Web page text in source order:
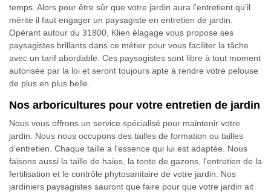
temps. Alors pour être sûr que votre jardin aura l’entretient qu’il
mérite il faut engager un paysagiste en entretien de jardin.
Opérant autour du 31800, Klien élagage vous propose ses
paysagistes brillants dans ce métier pour vous faciliter la tâche
avec un tarif abordable. Ces paysagistes sont libre à tout moment
autorisée par la loi et seront toujours apte à rendre votre pelouse
de plus en plus belle.
Nos arboricultures pour votre entretien de jardin
Nous vous offrons un service spécialisé pour maintenir votre
jardin. Nous nous occupons des tailles de formation ou tailles
d’entretien. Chaque taille a l'essence qui lui est adaptée. Nous
faisons aussi la taille de haies, la tonte de gazons, l'entretien de la
fertilisation et le contrôle phytosanitaire de votre jardin. Nos
jardiniers paysagistes sauront que faire pour que votre jardin ait